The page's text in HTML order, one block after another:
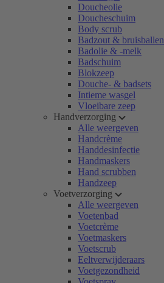
Doucheolie
Doucheschuim
Body scrub
Badzout & bruisballen
Badolie & -melk
Badschuim
Blokzeep
Douche- & badsets
Intieme wasgel
Vloeibare zeep
Handverzorging
Alle weergeven
Handcrème
Handdesinfectie
Handmaskers
Hand scrubben
Handzeep
Voetverzorging
Alle weergeven
Voetenbad
Voetcrème
Voetmaskers
Voetscrub
Eeltverwijderaars
Voetgezondheid